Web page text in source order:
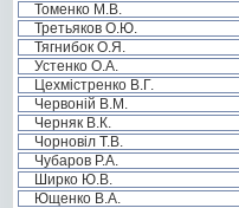
Томенко М.В.
Третьяков О.Ю.
Тягнибок О.Я.
Устенко О.А.
Цехмістренко В.Г.
Червоній В.М.
Черняк В.К.
Чорновіл Т.В.
Чубаров Р.А.
Ширко Ю.В.
Ющенко В.А.